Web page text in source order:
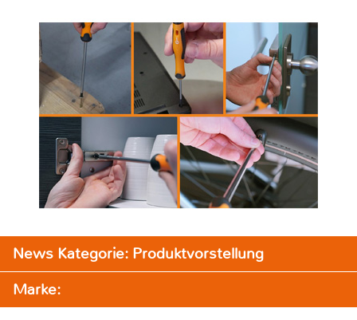
News Kategorie: Produktvorstellung
Marke: